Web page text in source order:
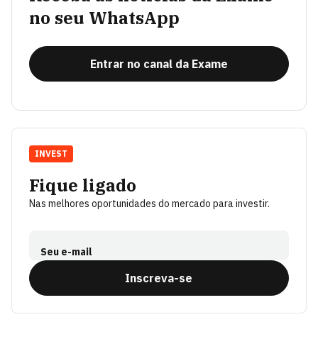
no seu WhatsApp
Entrar no canal da Exame
Fique ligado
Nas melhores oportunidades do mercado para investir.
Seu e-mail
Inscreva-se
INVEST